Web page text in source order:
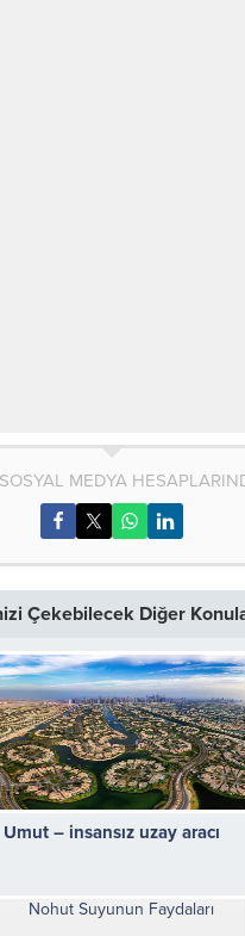
MEDYA
Çekebilecek Diğer
Umut – insansız uzay aracı